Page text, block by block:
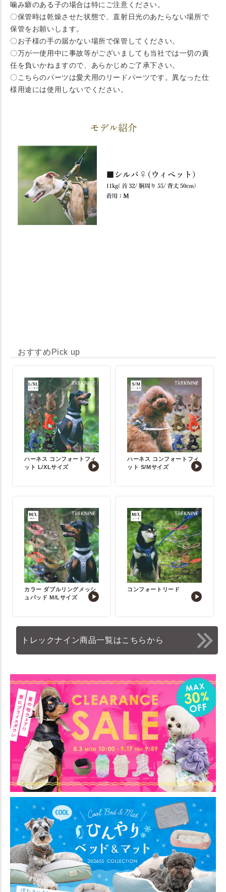
噛み癖のある子の場合は特にご注意ください。
〇保管時は乾燥させた状態で、直射日光のあたらない場所で
保管をお願いします。
〇お子様の手の届かない場所で保管してください。
〇万が一使用中に事故等がございましても当社では一切の責
任を負いかねますので、あらかじめご了承下さい。
〇こちらのパーツは愛犬用のリードパーツです。異なった仕
様用途には使用しないでください。
おすすめPick up
ハーネス コンフォートフィ
ット L/XLサイズ
ハーネス コンフォートフィ
ット S/Mサイズ
カラー ダブルリングメッシ
ュパッド M/Lサイズ
コンフォートリード
トレックナイン商品一覧はこちらから